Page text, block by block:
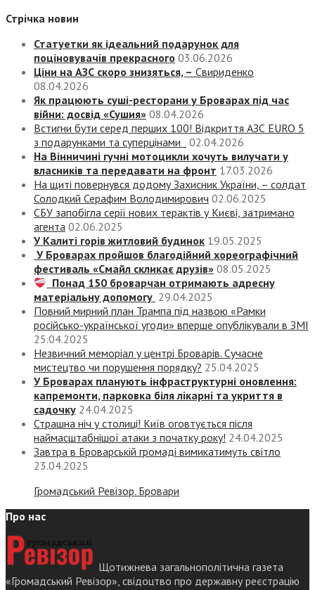
Стрічка новин
Статуетки як ідеальний подарунок для
поціновувачів прекрасного 03.06.2026
Ціни на АЗС скоро знизяться, – Свириденко
08.04.2026
Як працюють суші-ресторани у Броварах під час
війни: досвід «Сушия» 08.04.2026
Встигни бути серед перших 100! Відкриття АЗС EURO 5
з подарунками та суперцінами
02.04.2026
На Вінничині гучні мотоцикли хочуть вилучати у
власників та передавати на фронт 17.03.2026
На щиті повернувся додому Захисник України, – солдат
Солодкий Серафим Володимирович 02.06.2025
СБУ запобігла серії нових терактів у Києві, затримано
агента 02.06.2025
У Калиті горів житловий будинок 19.05.2025
У Броварах пройшов благодійний хореографічний
фестиваль «Смайл скликає друзів» 08.05.2025
Понад 150 броварчан отримають адресну
матеріальну допомогу 29.04.2025
Повний мирний план Трампа під назвою «‎Рамки
російсько-української угоди» вперше опублікували в ЗМІ
25.04.2025
Незвичний меморіал у центрі Броварів. Сучасне
мистецтво чи порушення порядку? 25.04.2025
У Броварах планують інфраструктурні оновлення:
капремонти, парковка біля лікарні та укриття в
садочку 24.04.2025
Страшна ніч у столиці! Київ оговтується після
наймасштабнішої атаки з початку року! 24.04.2025
Завтра в Броварській громаді вимикатимуть світло
23.04.2025
Громадський Ревізор. Бровари
Про нас
Щотижнева загальнополітична газета
«Громадський Ревізор», свідоцтво про державну реєстрацію